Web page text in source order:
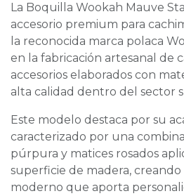
La Boquilla Wookah Mauve
accesorio premium para
la reconocida marca polaca
en la fabricación artesanal de
accesorios elaborados con
alta calidad dentro del sector
Este modelo destaca por su
caracterizado por una
púrpura y matices rosados
superficie de madera,
moderno que aporta